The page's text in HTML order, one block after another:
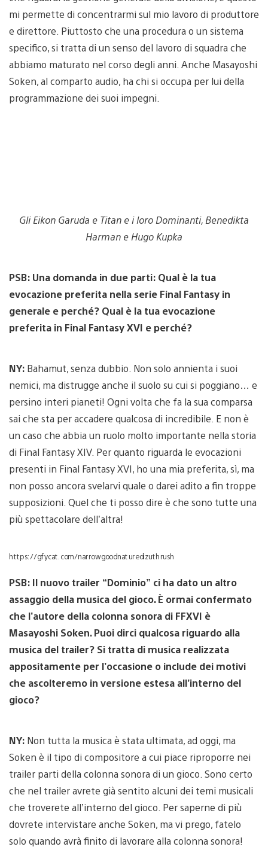
mi permette di concentrarmi sul mio lavoro di produttore
e direttore. Piuttosto che una procedura o un sistema
specifico, si tratta di un senso del lavoro di squadra che
abbiamo maturato nel corso degli anni. Anche Masayoshi
Soken, al comparto audio, ha chi si occupa per lui della
programmazione dei suoi impegni.
Gli Eikon Garuda e Titan e i loro Dominanti, Benedikta
Harman e Hugo Kupka
PSB: Una domanda in due parti: Qual è la tua
evocazione preferita nella serie Final Fantasy in
generale e perché? Qual è la tua evocazione
preferita in Final Fantasy XVI e perché?
NY: Bahamut, senza dubbio. Non solo annienta i suoi
nemici, ma distrugge anche il suolo su cui si poggiano… e
persino interi pianeti! Ogni volta che fa la sua comparsa
sai che sta per accadere qualcosa di incredibile. E non è
un caso che abbia un ruolo molto importante nella storia
di Final Fantasy XIV. Per quanto riguarda le evocazioni
presenti in Final Fantasy XVI, ho una mia preferita, sì, ma
non posso ancora svelarvi quale o darei adito a fin troppe
supposizioni. Quel che ti posso dire è che sono tutte una
più spettacolare dell’altra!
https://gfycat.com/narrowgoodnaturedizuthrush
PSB: Il nuovo trailer “Dominio” ci ha dato un altro
assaggio della musica del gioco. È ormai confermato
che l’autore della colonna sonora di FFXVI è
Masayoshi Soken. Puoi dirci qualcosa riguardo alla
musica del trailer? Si tratta di musica realizzata
appositamente per l’occasione o include dei motivi
che ascolteremo in versione estesa all’interno del
gioco?
NY: Non tutta la musica è stata ultimata, ad oggi, ma
Soken è il tipo di compositore a cui piace riproporre nei
trailer parti della colonna sonora di un gioco. Sono certo
che nel trailer avrete già sentito alcuni dei temi musicali
che troverete all’interno del gioco. Per saperne di più
dovrete intervistare anche Soken, ma vi prego, fatelo
solo quando avrà finito di lavorare alla colonna sonora!